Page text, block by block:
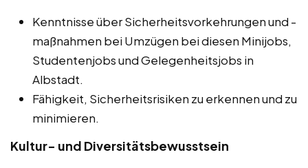
Kenntnisse über Sicherheitsvorkehrungen und -
maßnahmen bei Umzügen bei diesen Minijobs,
Studentenjobs und Gelegenheitsjobs in
Albstadt.
Fähigkeit, Sicherheitsrisiken zu erkennen und zu
minimieren.
Kultur- und Diversitätsbewusstsein